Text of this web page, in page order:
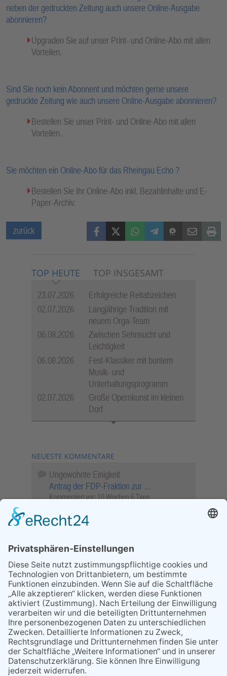
neben der gedruckten Zeitung auch unsere Online-Ausgabe
abonnieren?
Upgraden Sie auf unser Print- und Online-Abo mit allen
Vorteilen.
Sind Sie noch kein Abonnent und möchten gerne unsere
gedruckte Zeitung wie auch unsere Online-Ausgabe abonnieren?
Bestellen Sie unser Print- und Online-Abo mit allen
Vorteilen.
Sie möchten ein Online-Abo für das Rheingau Echo ?
Bestellen Sie Ihr Online-Abo inkl. Bezahlinhalte und E-
Paper-Archiv.
zurück FacebookX (Twitter)WhatsAppTelegramThreemaMail Print
TOP HEUTE TOP INSGESAMT
23.07.2026
Erfolgreiche Reitabzeichen
02.07.2026
Langjährige Tradition mit
neuem Orga-Team
06.08.2026
Zwischen Sehnsucht und
Leichtigkeit
06.08.2026
Fest-Klassiker mit buntem
Musik- und
Unterhaltungsprogramm
02.07.2026
Große Opernkunst im kleinen
Dorf
NEUESTE KOMMENTARE
Ungewohnte Einigkeit
Antrag der FDP-Fraktion zur …
Kommentiert vor: 10 Wochen 6 Tage
Objekt …
Kommentiert vor: 26 Wochen 13 Stunden
Sperrung für Wassersportler schlägt hohe
Wellen
Sperrung der Stillgewässer
Kommentiert vor:1 Jahr 50 Wochen
Literarischer Rückblick
Alte Schule
Kommentiert vor:3 Jahre 18 Wochen
Abschaltung der Straßenbeleuchtung
Abschaltung der Strassenbeleuchtung
Kommentiert vor:3 Jahre 29 Wochen